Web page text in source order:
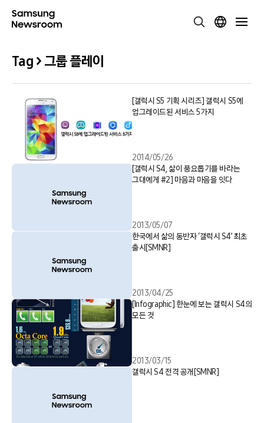
Tag > 그룹 플레이
[갤럭시 S5 기획 시리즈] 갤럭시 S5에
업그레이드된 서비스 5가지
2014/05/26
[갤럭시 S4, 삶이 풍요롭기를 바라는
그대에게 #2] 마음과 마음을 잇다
2013/05/07
한국에서 삶의 동반자 ‘갤럭시 S4’ 최초
출시[SMNR]
2013/04/25
[Infographic] 한눈에 보는 갤럭시 S4의
모든 것
2013/03/15
갤럭시 S4 전격 공개[SMNR]